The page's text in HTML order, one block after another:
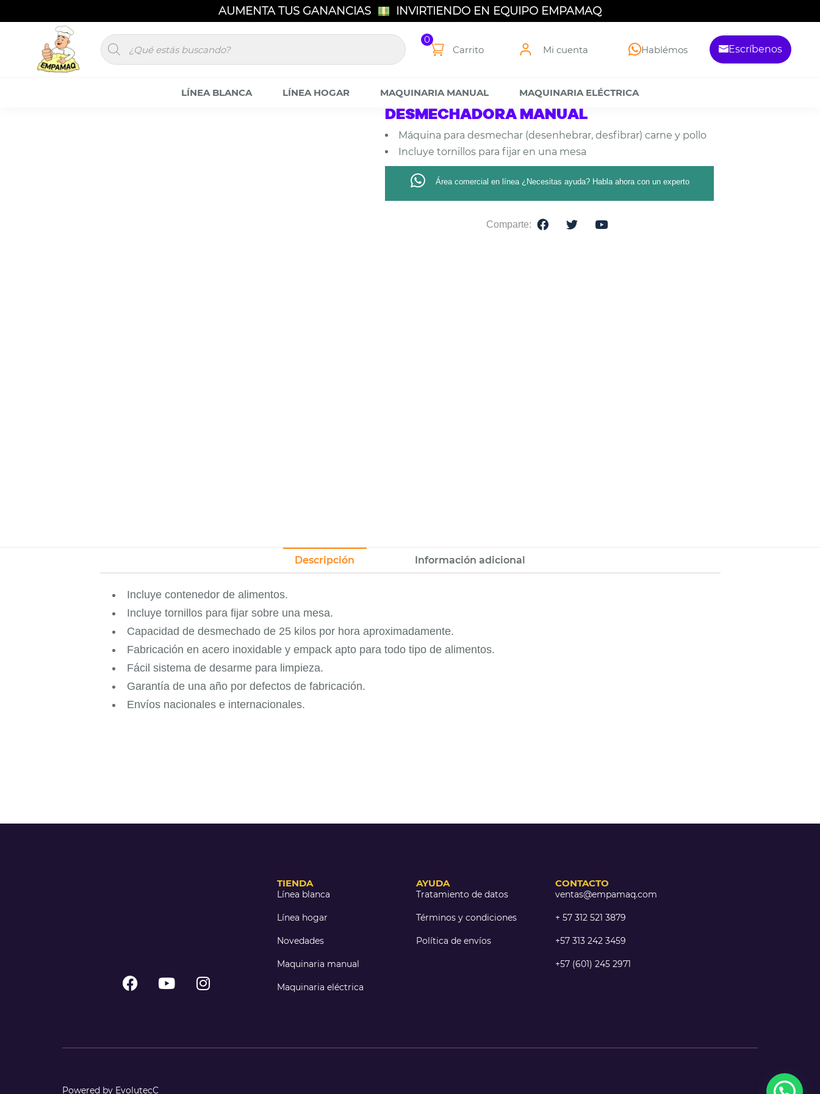
GANA MÁS DINERO INVIRTIENDO EN NUESTROS EQUIPOS DE ÚLTIMA GENERACIÓN
AUMENTA TUS GANANCIAS INVIRTIENDO EN EQUIPO EMPAMAQ
Carrito
0
Mi cuenta
Hablémos Escríbenos
LÍNEA BLANCA LÍNEA HOGAR MAQUINARIA MANUAL MAQUINARIA ELÉCTRICA
DESMECHADORA MANUAL
Máquina para desmechar (desenhebrar, desfibrar) carne y pollo
Incluye tornillos para fijar en una mesa
Área comercial en línea ¿Necesitas ayuda? Habla ahora con un experto
Comparte:
Descripción Información adicional
Incluye contenedor de alimentos.
Incluye tornillos para fijar sobre una mesa.
Capacidad de desmechado de 25 kilos por hora aproximadamente.
Fabricación en acero inoxidable y empack apto para todo tipo de alimentos.
Fácil sistema de desarme para limpieza.
Garantía de una año por defectos de fabricación.
Envíos nacionales e internacionales.
TIENDA
Línea blanca
Línea hogar
Novedades
Maquinaria manual
Maquinaria eléctrica
AYUDA
Tratamiento de datos
Términos y condiciones
Política de envíos
CONTACTO
ventas@empamaq.com
+ 57 312 521 3879
+57 313 242 3459
+57 (601) 245 2971
Powered by EvolutecC